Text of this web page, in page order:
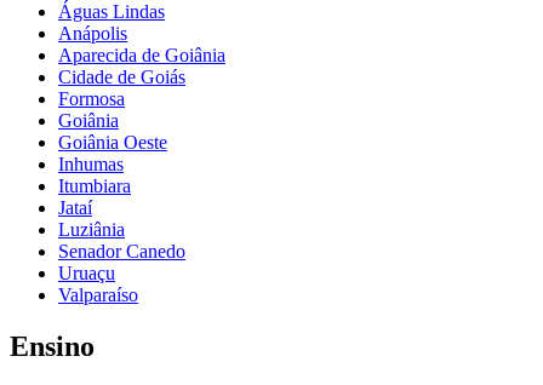
Águas Lindas
Anápolis
Aparecida de Goiânia
Cidade de Goiás
Formosa
Goiânia
Goiânia Oeste
Inhumas
Itumbiara
Jataí
Luziânia
Senador Canedo
Uruaçu
Valparaíso
Ensino